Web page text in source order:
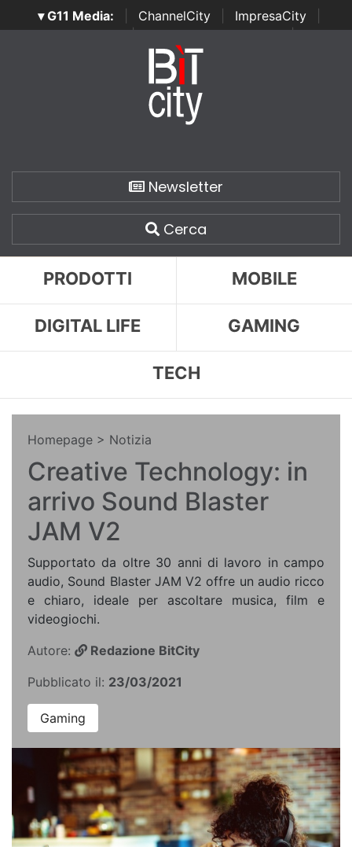
▾ G11 Media: ChannelCity ImpresaCity
SecurityOpenLab | Italian Channel Awards | Italian
Italian Security Awards
Newsletter
Cerca
PRODOTTI MOBILE
DIGITAL LIFE GAMING
TECH
Homepage > Notizia
Creative Technology: in
arrivo Sound Blaster
JAM V2
Supportato da oltre 30 anni di lavoro in campo
audio, Sound Blaster JAM V2 offre un audio ricco
e chiaro, ideale per ascoltare musica, film e
videogiochi.
Autore:
Redazione BitCity
Pubblicato il: 23/03/2021
Gaming